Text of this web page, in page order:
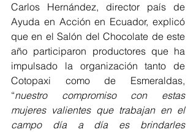
Carlos Hernández, director país de
Ayuda en Acción en Ecuador, explicó
que en el Salón del Chocolate de este
año participaron productores que ha
impulsado la organización tanto de
Cotopaxi como de Esmeraldas,
“nuestro compromiso con estas
mujeres valientes que trabajan en el
campo día a día es brindarles